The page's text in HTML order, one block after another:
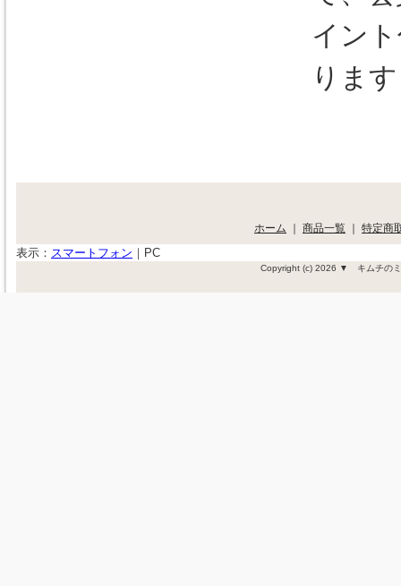
イン
ります
ホーム ｜ 商品一覧 ｜ 特定商
表示： スマートフォン ｜ PC
Copyright (c) 2026 ▼ キムチの